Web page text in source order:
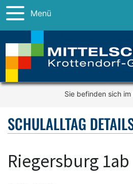
Menü
Sie befinden sich im
SCHULALLTAG
Riegersburg 1ab